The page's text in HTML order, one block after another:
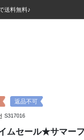
送料無料♪
まで！！
送料無料♪
まで！！
返品不可
S317016
ムセール★サマー